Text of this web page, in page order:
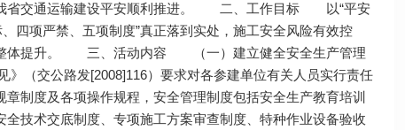
我省交通运输建设平安顺利推进。 二、工作目标 以“平安
四项严禁、五项制度”真正落到实处，施工安全风险有效控
整体提升。 三、活动内容 （一）建立健全安全生产管理
（交公路发[2008]116）要求对各参建单位有关人员实行责任
制度及各项操作规程，安全管理制度包括安全生产教育培训
技术交底制度、专项施工方案审查制度、特种作业设备验收